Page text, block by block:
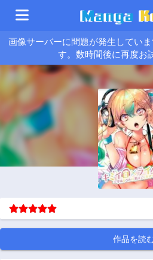
画像サーバーに問題が発生してい
す。数時間後に再度お
作品を読